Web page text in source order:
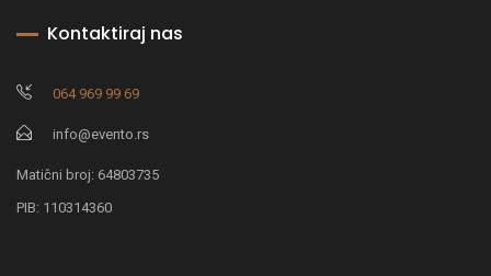
Kontaktiraj nas
064 969 99 69
info@evento.rs
Matični broj: 64803735
PIB: 110314360